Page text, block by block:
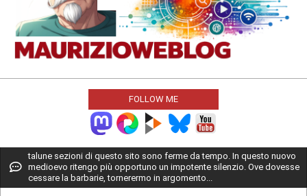
MAURIZIO
WEBLOG
FOLLOW ME
Primary
Navigation
Menu
talune sezioni di questo sito sono ferme da tempo. In questo nuovo
medioevo ritengo più opportuno un impotente silenzio. Ove dovesse
cessare la barbarie, tornerermo in argomento...